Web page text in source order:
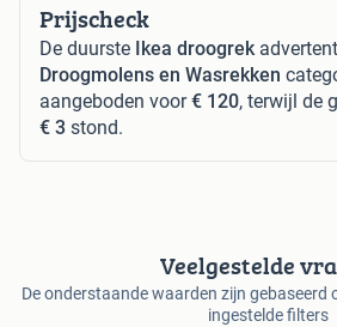
Prijscheck
De duurste Ikea droogrek
Droogmolens en Wasrekken
aangeboden voor€ 120, terwijl de
€ 3 stond.
Veelgestelde
De onderstaande waarden zijn gebaseerd
ingestelde filters